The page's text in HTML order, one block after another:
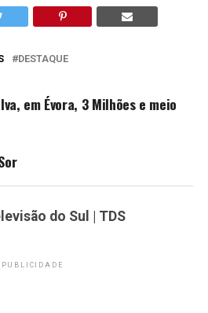
DESTAQUE
em Évora, 3 Milhões e meio
do Sul | TDS
PUBLICIDADE